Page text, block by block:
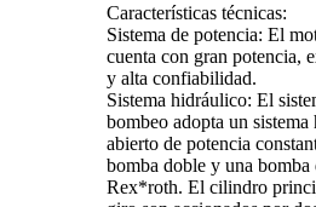
Características técnicas:
Sistema de potencia: El
cuenta con gran potencia,
y alta confiabilidad.
Sistema hidráulico: El
bombeo adopta un
abierto de potencia
bomba doble y una bomba
Rex*roth. El cilindro